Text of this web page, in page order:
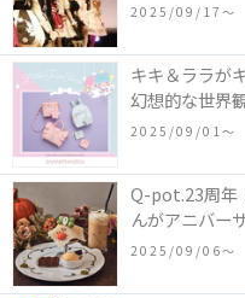
2025/09/17〜
キキ＆ララが
幻想的な世界
ツインスター
2025/09/01〜
Q-pot.23周年
んがアニバー
ーキアクセサ
「かぼちゃ
2025/09/06〜